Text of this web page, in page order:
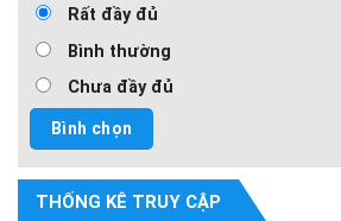
Rất đầy đủ
Bình thường
Chưa đầy đủ
THỐNG KÊ TRUY CẬP